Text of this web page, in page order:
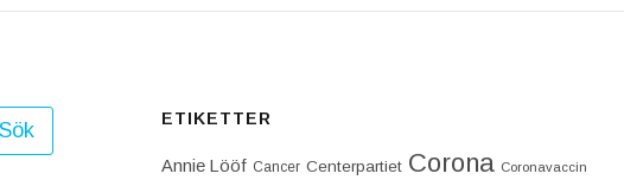
ETIKETTER
Annie Lööf Cancer Centerpartiet‎ Corona Coronavaccin